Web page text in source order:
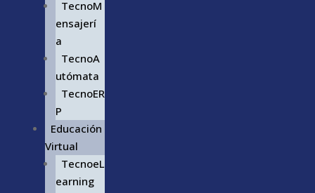
TecnoM
ensajerí
a
TecnoA
utómata
TecnoER
P
Educación
Virtual
TecnoeL
earning